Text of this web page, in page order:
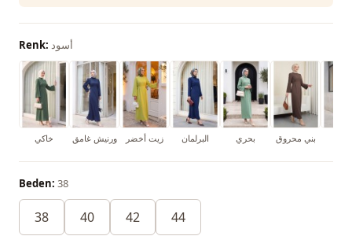
Renk: أسود
خاكي ورنيش غامق زيت أخضر البرلمان بحري بني محروق
Beden: 38
38 40 42 44